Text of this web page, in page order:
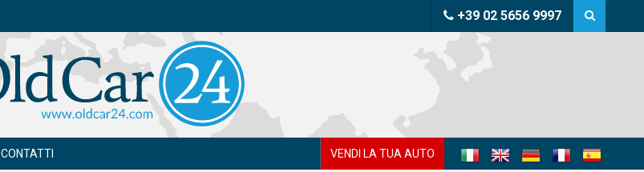
+39 02 5656 9997
CONTATTI VENDI LA TUA AUTO